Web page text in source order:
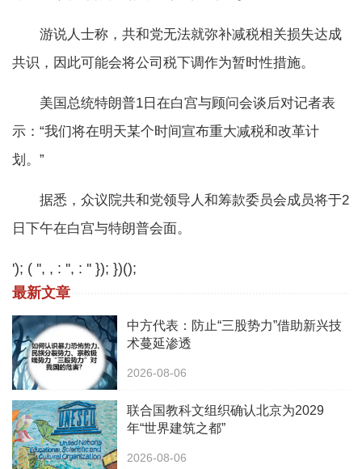
游说人士称，共和党无法就弥补减税相关损失达成
共识，因此可能会将公司税下调作为暂时性措施。
美国总统特朗普1日在白宫与顾问会谈后对记者表
示：“我们将在明天某个时间宣布重大减税和改革计
划。”
据悉，众议院共和党领导人和筹款委员会成员将于2
日下午在白宫与特朗普会面。
'); ( '', , : '', : '' }); })();
最新文章
中方代表：防止“三股势力”借助新兴技
术蔓延渗透
2026-08-06
联合国教科文组织确认北京为2029
年“世界建筑之都”
2026-08-06